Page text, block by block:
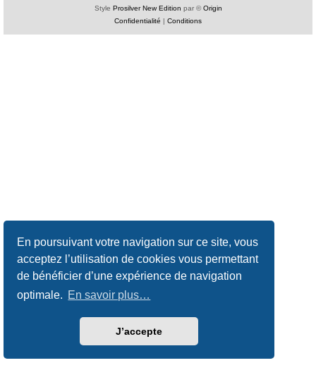
En poursuivant votre navigation sur ce site, vous
acceptez l’utilisation de cookies vous permettant
de bénéficier d’une expérience de navigation
optimale. En savoir plus…
J’accepte
Style Prosilver New Edition par ©Origin
Confidentialité | Conditions